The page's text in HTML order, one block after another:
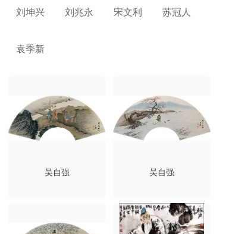
刘坤兴 刘兆永 宋文利 苏冠人
袁季新
吴自强 吴自强